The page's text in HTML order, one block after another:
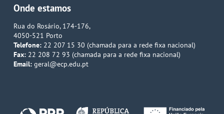
Onde estamos
Rua do Rosário, 174-176,
4050-521 Porto
Telefone:22 207 15 30 (chamada para a rede fixa nacional)
Fax:22 208 72 93 (chamada para a rede fixa nacional)
Email: geral@ecp.edu.pt